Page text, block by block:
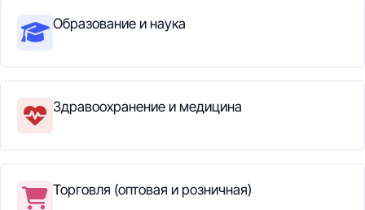
Образование и наука
Здравоохранение и медицина
Торговля (оптовая и розничная)